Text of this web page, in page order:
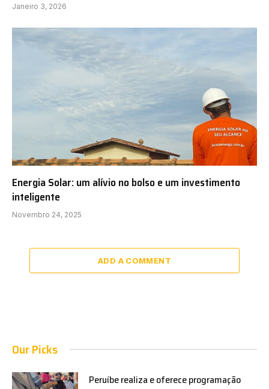
Janeiro 3, 2026
Energia Solar: um alívio no bolso e um investimento
inteligente
Novembro 24, 2025
ADD A COMMENT
Our Picks
Peruíbe realiza e oferece programação